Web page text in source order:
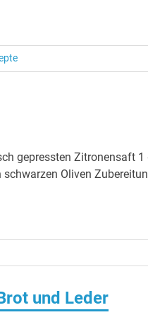
gepressten Zitronensaft
Oliven
und Leder